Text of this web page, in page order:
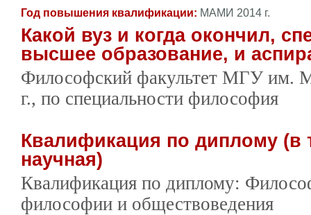
Год повышения квалификации: МАМИ 2014 г.
Какой вуз и когда окончил,
высшее образование, и
Философский факультет МГУ им.
г., по специальности философия
Квалификация по диплому (в
научная)
Квалификация по диплому:
философии и обществоведения